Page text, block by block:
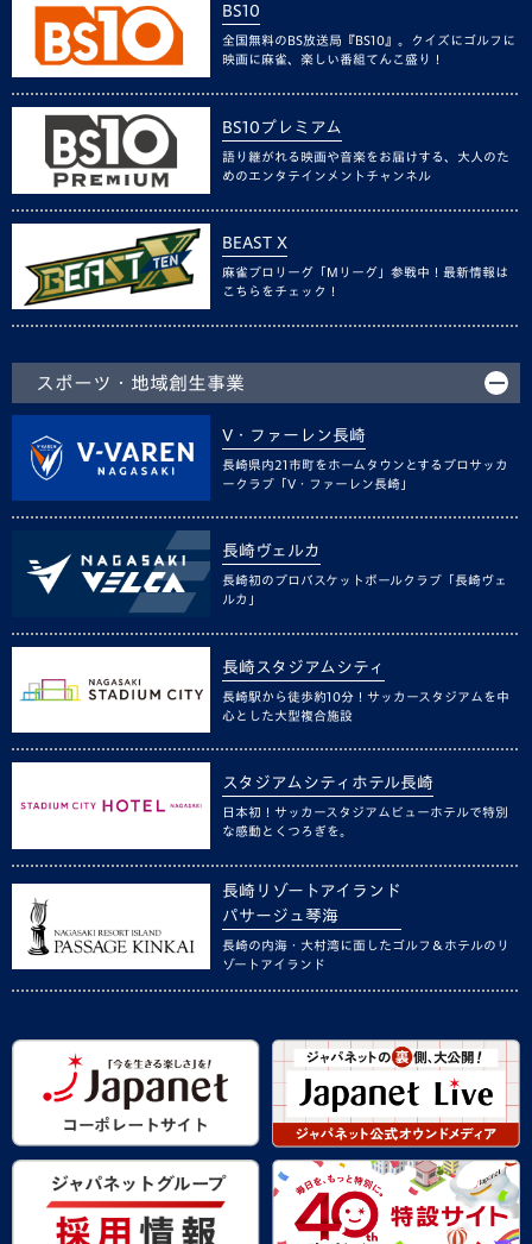
BS10
全国無料のBS放送局『BS10』。クイズにゴルフに
映画に麻雀、楽しい番組てんこ盛り！
BS10プレミアム
語り継がれる映画や音楽をお届けする、大人のた
めのエンタテインメントチャンネル
BEAST X
麻雀プロリーグ「Mリーグ」参戦中！最新情報は
こちらをチェック！
スポーツ・地域創生事業
V・ファーレン長崎
長崎県内21市町をホームタウンとするプロサッカ
ークラブ「V・ファーレン長崎」
長崎ヴェルカ
長崎初のプロバスケットボールクラブ「長崎ヴェ
ルカ」
長崎スタジアムシティ
長崎駅から徒歩約10分！サッカースタジアムを中
心とした大型複合施設
スタジアムシティホテル長崎
日本初！サッカースタジアムビューホテルで特別
な感動とくつろぎを。
長崎リゾートアイランド
パサージュ琴海
長崎の内海・大村湾に面したゴルフ＆ホテルのリ
ゾートアイランド